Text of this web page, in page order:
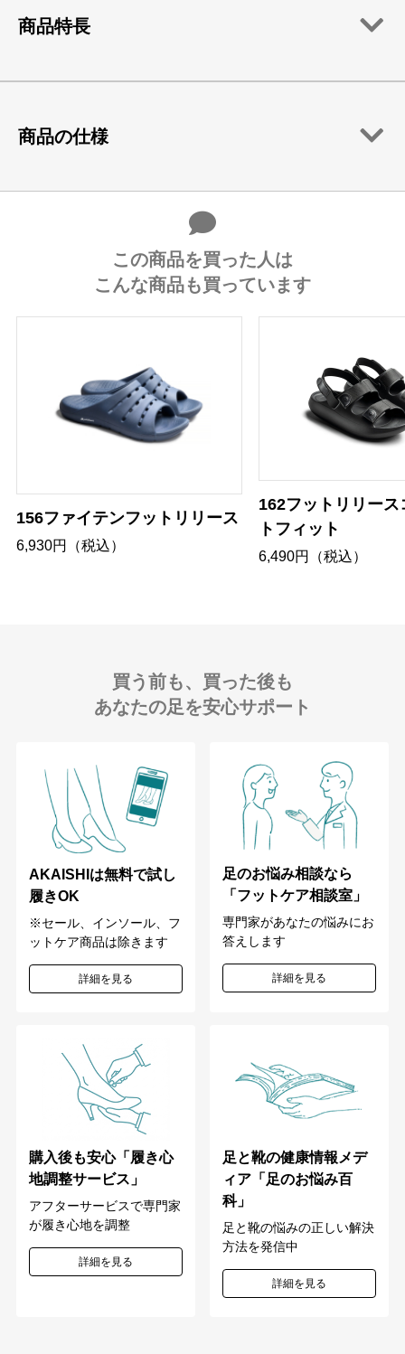
商品特長
商品の仕様
この商品を買った人は
こんな商品も買っています
156ファイテンフットリリース
6,930円（税込）
162フットリリース
トフィット
6,490円（税込）
買う前も、買った後も
あなたの足を安心サポート
AKAISHIは無料で試し
履きOK
※セール、インソール、フ
ットケア商品は除きます
詳細を見る
足のお悩み相談なら
「フットケア相談室」
専門家があなたの悩みにお
答えします
詳細を見る
購入後も安心「履き心
地調整サービス」
アフターサービスで専門家
が履き心地を調整
詳細を見る
足と靴の健康情報メデ
ィア「足のお悩み百
科」
足と靴の悩みの正しい解決
方法を発信中
詳細を見る